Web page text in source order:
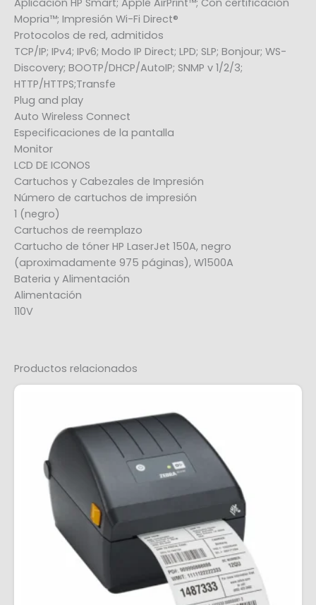
Aplicación HP Smart; Apple AirPrint™; Con certificación
Mopria™; Impresión Wi-Fi Direct®
Protocolos de red, admitidos
TCP/IP; IPv4; IPv6; Modo IP Direct; LPD; SLP; Bonjour; WS-
Discovery; BOOTP/DHCP/AutoIP; SNMP v 1/2/3;
HTTP/HTTPS;Transfe
Plug and play
Auto Wireless Connect
Especificaciones de la pantalla
Monitor
LCD DE ICONOS
Cartuchos y Cabezales de Impresión
Número de cartuchos de impresión
1 (negro)
Cartuchos de reemplazo
Cartucho de tóner HP LaserJet 150A, negro
(aproximadamente 975 páginas), W1500A
Bateria y Alimentación
Alimentación
110V
Productos relacionados